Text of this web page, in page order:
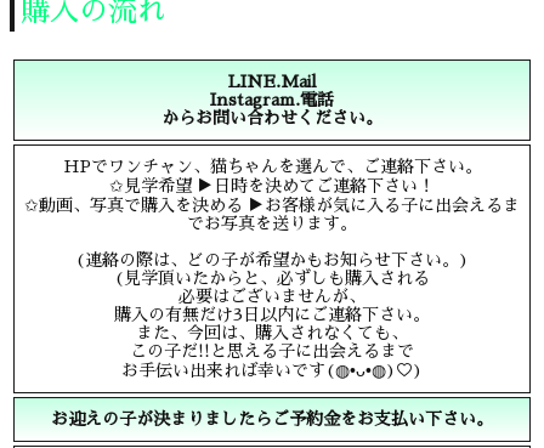
購入の流れ
LINE.Mail
Instagram.電話
からお問い合わせください。
HPでワンチャン、猫ちゃんを選んで、ご連絡下さい。
✩見学希望 ▶︎日時を決めてご連絡下さい！
✩動画、写真で購入を決める ▶︎お客様が気に入る子に出会えるま
でお写真を送ります。
(連絡の際は、どの子が希望かもお知らせ下さい。)
(見学頂いたからと、必ずしも購入される
必要はございませんが、
購入の有無だけ3日以内にご連絡下さい。
また、今回は、購入されなくても、
この子だ!!と思える子に出会えるまで
お手伝い出来れば幸いです(◍•ᴗ•◍)♡)
お迎えの子が決まりましたらご予約金をお支払い下さい。